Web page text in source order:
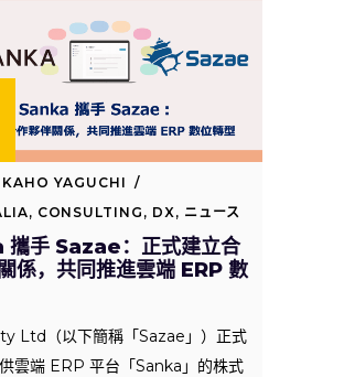
KAHO YAGUCHI
, CONSULTING , DX , ニュース
手 Sazae：正式建立合
係，共同推進雲端 ERP 數
Ltd（以下簡稱「Sazae」）正式
雲端 ERP 平台「Sanka」的株式